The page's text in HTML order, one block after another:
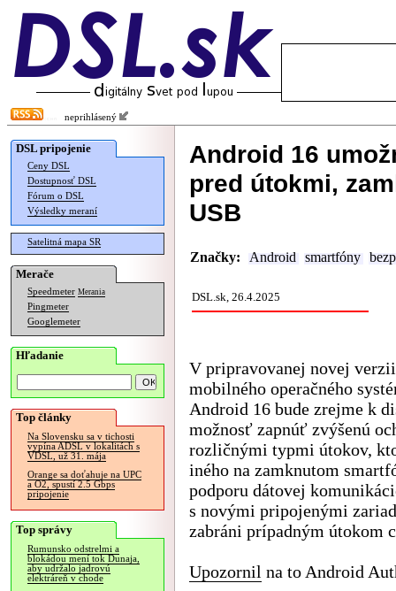
neprihlásený
DSL pripojenie
Ceny DSL
Dostupnosť DSL
Fórum o DSL
Výsledky meraní
Satelitná mapa SR
Merače
Speedmeter Merania
Pingmeter
Googlemeter
Hľadanie
Top články
Na Slovensku sa v tichosti
vypína ADSL v lokalitách s
VDSL, už 31. mája
Orange sa doťahuje na UPC
a O2, spustí 2.5 Gbps
pripojenie
Top správy
Rumunsko odstrelmi a
blokádou mení tok Dunaja,
aby udržalo jadrovú
elektráreň v chode
Android 16
pred útokmi,
USB
Značky: Android smartfóny
DSL.sk, 26.4.2025
V pripravovanej novej verzii
mobilného operačného
Android 16 bude zrejme k
možnosť zapnúť zvýšenú
rozličnými typmi útokov,
iného na zamknutom
podporu dátovej
s novými pripojenými
zabráni prípadným útokom
Upozornil na to Android